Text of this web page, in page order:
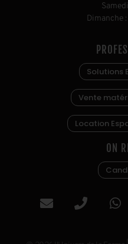
Samedi
Dimanche:
Solutions
Vente
Location
ON